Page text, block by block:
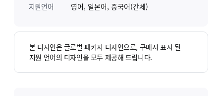
지원언어
영어, 일본어, 중국어(간체)
본 디자인은 글로벌 패키지 디자인으로, 구매시 표시 된
지원 언어의 디자인을 모두 제공해 드립니다.